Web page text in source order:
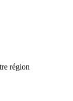
région